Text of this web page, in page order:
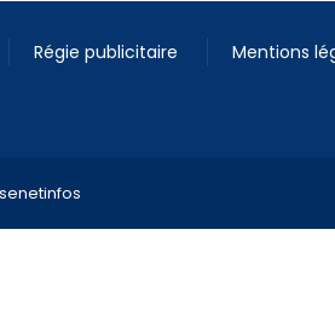
Régie publicitaire Mentions